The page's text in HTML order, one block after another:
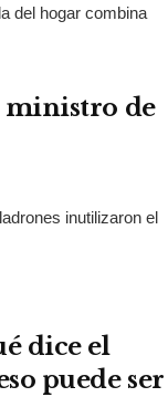
del hogar combina
ministro de
inutilizaron el
dice el
puede ser